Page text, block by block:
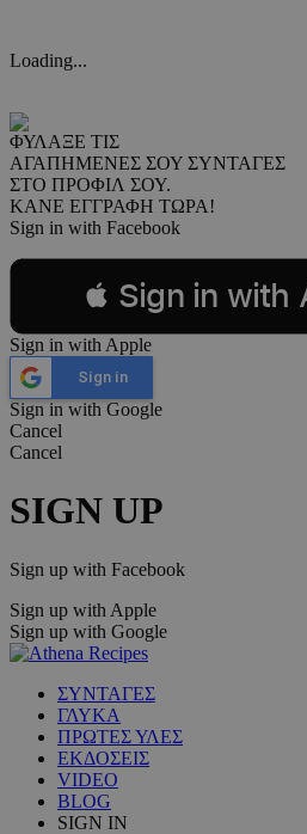
Loading...
ΦΥΛΑΞΕ ΤΙΣ
ΑΓΑΠΗΜΕΝΕΣ ΣΟΥ ΣΥΝΤΑΓΕΣ
ΣΤΟ ΠΡΟΦΙΛ ΣΟΥ.
ΚΑΝΕ ΕΓΓΡΑΦΗ ΤΩΡΑ!
Sign in with Facebook
 Sign in with
Sign in with Apple
Sign in
Sign in with Google
Cancel
Cancel
SIGN UP
Sign up with Facebook
Sign up with Apple
Sign up with Google
ΣΥΝΤΑΓΕΣ
ΓΛΥΚΑ
ΠΡΩΤΕΣ ΥΛΕΣ
ΕΚΔΟΣΕΙΣ
VIDEO
BLOG
SIGN IN